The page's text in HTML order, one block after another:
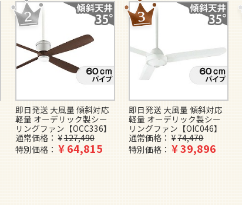
即日発送 大風量 傾斜対応
軽量 オーデリック製シー
リングファン【OCC336】
通常価格
¥127,490
特別価格
¥ 64,815
即日発送 大風量 傾斜対応
軽量 オーデリック製シー
リングファン【OIC046】
通常価格
¥74,470
特別価格
¥39,896